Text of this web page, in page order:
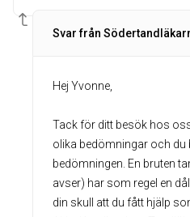
Svar från
Hej Yvonne,
Tack för ditt besök hos
olika bedömningar och du
bedömningen. En bruten
avser) har som regel en
din skull att du fått hjälp